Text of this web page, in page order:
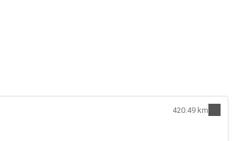
420.49 km